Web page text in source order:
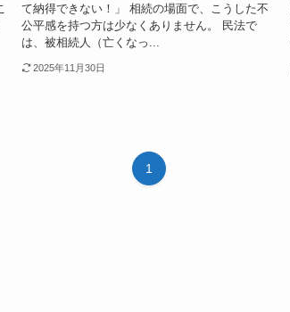
て納得できない！」 相続の場面で、こうした不
公平感を持つ方は少なくありません。 民法で
は、被相続人（亡くなっ...
2025年11月30日
1